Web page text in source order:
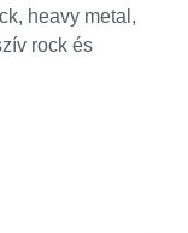
rock-, metal-,
olvasója és
évek rock és
tudását és
heavy metal,
rock és